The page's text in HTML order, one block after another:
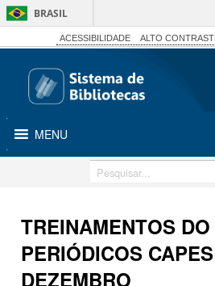
BRASIL
ACESSIBILIDADE ALTO
MENU
TREINAMENTOS
PERIÓDICOS
DEZEMBRO